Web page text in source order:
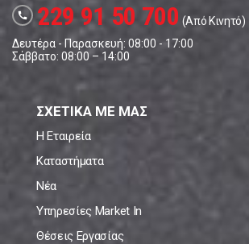
call 229 91 50 700 (Από Κινητό)
Δευτέρα - Παρασκευή: 08:00 - 17:00
Σάββατο: 08:00 – 14:00
ΣΧΕΤΙΚΑ ΜΕ ΜΑΣ
Η Εταιρεία
Καταστήματα
Νέα
Υπηρεσίες Market In
Θέσεις Εργασίας